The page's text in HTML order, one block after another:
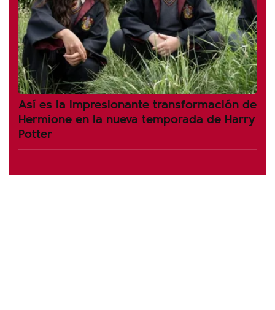
Así es la impresionante transformación de
Hermione en la nueva temporada de Harry
Potter